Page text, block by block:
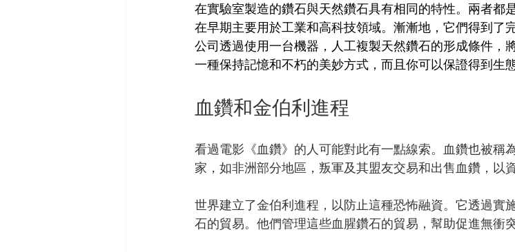
在實驗室製造的鑽石與天然鑽石具有相同的特性。兩者都
在早期主要用於工業和高科技領域。漸漸地，它們得到了
公司透過使用一台機器，人工複製天然鑽石的形成條件，
一種保持記憶和不朽的美妙方式，而且你可以保證得到生
血鑽和金伯利進程
看過電影《血鑽》的人可能對此有一點線索。血鑽也被稱
家，如非洲部分地區，叛軍及其盟友交易和出售血鑽，以
世界建立了金伯利進程，以防止這種恐怖融資。它透過實
石的貿易。他們管理這些血腥鑽石的貿易，幫助促進無衝